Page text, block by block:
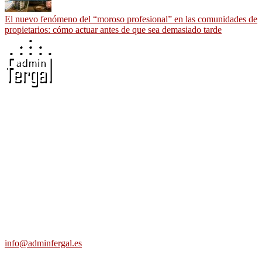
El nuevo fenómeno del “moroso profesional” en las comunidades de
propietarios: cómo actuar antes de que sea demasiado tarde
info@adminfergal.es